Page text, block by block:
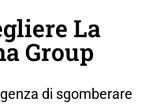
La
Group
di sgomberare